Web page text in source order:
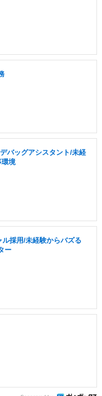
バッグアシスタント/未経
環境
ル採用/未経験からバズる
ー